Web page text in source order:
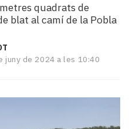
quadrats de
blat al camí de la Pobla
juny de 2024 a les 10:40